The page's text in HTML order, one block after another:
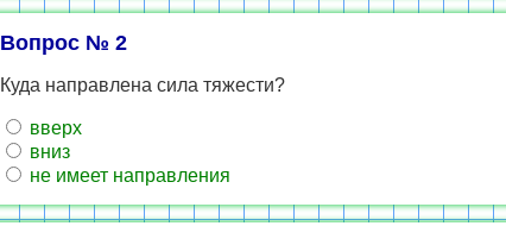
Вопрос № 2
Куда направлена сила тяжести?
вверх
вниз
не имеет направления